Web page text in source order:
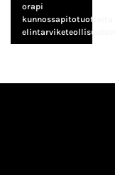
orapi
kunnossapitotuotteita